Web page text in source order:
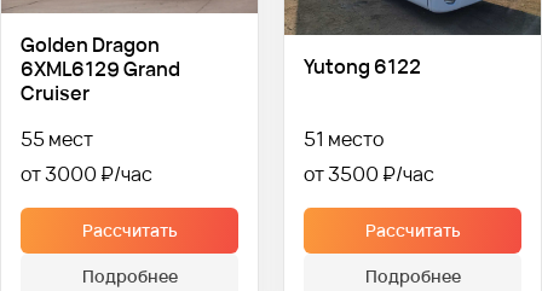
Golden Dragon
6XML6129 Grand
Cruiser
55 мест
от 3000 ₽
Рассчитать
Подробнее
Yutong 6122
51 место
от 3500 ₽
Рассчитать
Подробнее